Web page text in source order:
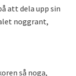
att dela upp sin
noggrant,
så noga,